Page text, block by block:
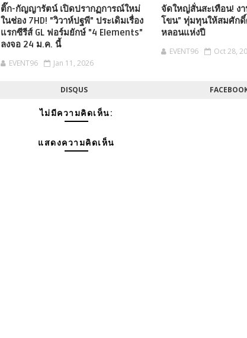
ติ๊ก-กัญญารัตน์ เปิดปรากฏการณ์ใหม่
ในช่อง 7HD! "วิวาห์ปฐพี" ประเดิมเรื่อง
แรกซีรีส์ GL ฟอร์มยักษ์ "4 Elements"
ลงจอ 24 ม.ค. นี้
EVENT96 Jan 11, 2026
จัดใหญ่สั่นสะเทือน! งา
โขน” ทุ่มทุนให้สมศัก
หลอนแห่งปี
EVENT96 Oct 28,
DISQUS
ไม่มีความคิดเห็น:
แสดงความคิดเห็น